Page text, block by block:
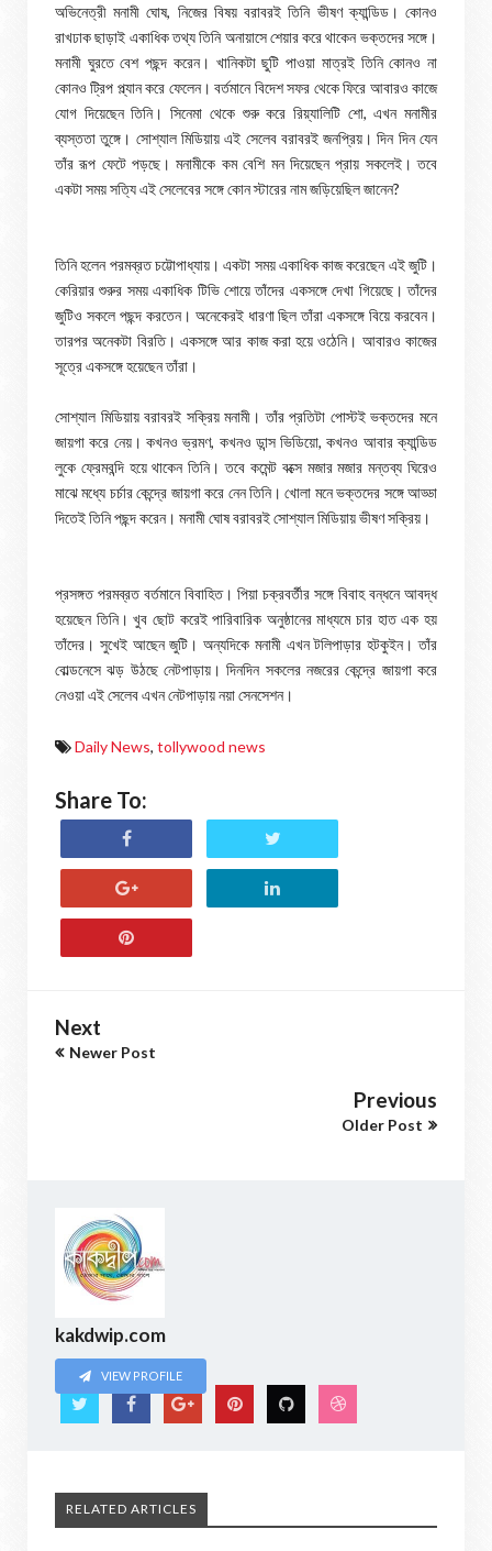
অভিনেত্রী মনামী ঘোষ, নিজের বিষয় বরাবরই তিনি ভীষণ ক্যান্ডিড। কোনও
রাখঢাক ছাড়াই একাধিক তথ্য তিনি অনায়াসে শেয়ার করে থাকেন ভক্তদের সঙ্গে।
মনামী ঘুরতে বেশ পছন্দ করেন। খানিকটা ছুটি পাওয়া মাত্রই তিনি কোনও না
কোনও ট্রিপ প্ল্যান করে ফেলেন। বর্তমানে বিদেশ সফর থেকে ফিরে আবারও কাজে
যোগ দিয়েছেন তিনি। সিনেমা থেকে শুরু করে রিয়্যালিটি শো, এখন মনামীর
ব্যস্ততা তুঙ্গে। সোশ্যাল মিডিয়ায় এই সেলেব বরাবরই জনপ্রিয়। দিন দিন যেন
তাঁর রূপ ফেটে পড়ছে। মনামীকে কম বেশি মন দিয়েছেন প্রায় সকলেই। তবে
একটা সময় সত্যি এই সেলেবের সঙ্গে কোন স্টারের নাম জড়িয়েছিল জানেন?
তিনি হলেন পরমব্রত চট্টোপাধ্যায়। একটা সময় একাধিক কাজ করেছেন এই জুটি।
কেরিয়ার শুরুর সময় একাধিক টিভি শোয়ে তাঁদের একসঙ্গে দেখা গিয়েছে। তাঁদের
জুটিও সকলে পছন্দ করতেন। অনেকেরই ধারণা ছিল তাঁরা একসঙ্গে বিয়ে করবেন।
তারপর অনেকটা বিরতি। একসঙ্গে আর কাজ করা হয়ে ওঠেনি। আবারও কাজের
সূত্রে একসঙ্গে হয়েছেন তাঁরা।
সোশ্যাল মিডিয়ায় বরাবরই সক্রিয় মনামী। তাঁর প্রতিটা পোস্টই ভক্তদের মনে
জায়গা করে নেয়। কখনও ভ্রমণ, কখনও ডান্স ভিডিয়ো, কখনও আবার ক্যান্ডিড
লুকে ফ্রেমবন্দি হয়ে থাকেন তিনি। তবে কমেন্ট বক্সে মজার মজার মন্তব্য ঘিরেও
মাঝে মধ্যে চর্চার কেন্দ্রে জায়গা করে নেন তিনি। খোলা মনে ভক্তদের সঙ্গে আড্ডা
দিতেই তিনি পছন্দ করেন। মনামী ঘোষ বরাবরই সোশ্যাল মিডিয়ায় ভীষণ সক্রিয়।
প্রসঙ্গত পরমব্রত বর্তমানে বিবাহিত। পিয়া চক্রবর্তীর সঙ্গে বিবাহ বন্ধনে আবদ্ধ
হয়েছেন তিনি। খুব ছোট করেই পারিবারিক অনুষ্ঠানের মাধ্যমে চার হাত এক হয়
তাঁদের। সুখেই আছেন জুটি। অন্যদিকে মনামী এখন টলিপাড়ার হটকুইন। তাঁর
বোল্ডনেসে ঝড় উঠছে নেটপাড়ায়। দিনদিন সকলের নজরের কেন্দ্রে জায়গা করে
নেওয়া এই সেলেব এখন নেটপাড়ায় নয়া সেনসেশন।
Daily News, tollywood news
Share To:
Next
Newer Post
Previous
Older Post
kakdwip.com
VIEW PROFILE
RELATED ARTICLES